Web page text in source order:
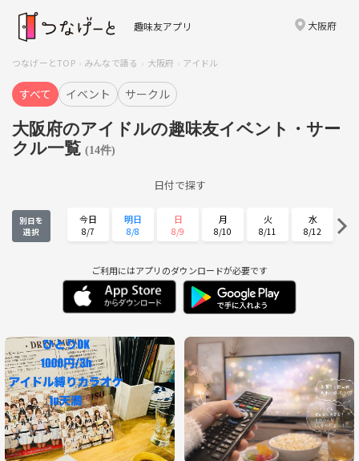
趣味友アプリ 大阪府
つなげーとTOP みんなで語る 大阪府 アイドル
すべて イベント サークル
大阪府のアイドルの趣味友イベント・サー
クル一覧 (14件)
日付で探す
別日を
選択
今日
8/7
明日
8/8
日
8/9
月
8/10
火
8/11
水
8/12
8/13 8/14 8/15 8/16 8/17
水
8/19
木
8/20
土
8/22
日
8/23
8/25 8/26 8/27 8/28
月
8/31
火
9/1
水
9/2
木
9/3
金
9/4
土
9/5
ご利用にはアプリのダウンロードが必要です